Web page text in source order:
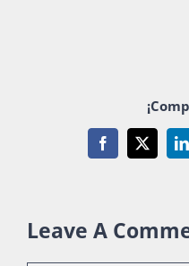
Facebook
X
Leave A